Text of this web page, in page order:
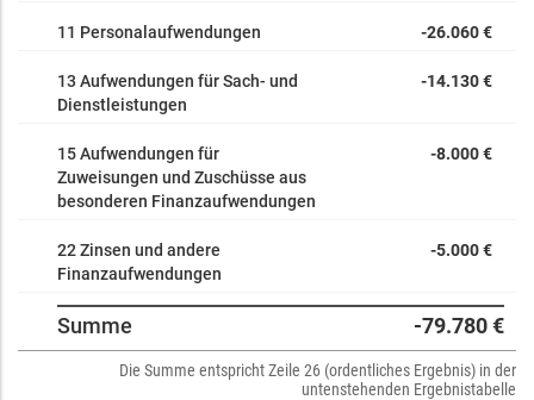
11 Personalaufwendungen -26.060 €
13 Aufwendungen für Sach- und
Dienstleistungen
-14.130 €
15 Aufwendungen für
Zuweisungen und Zuschüsse aus
besonderen Finanzaufwendungen
-8.000 €
22 Zinsen und andere
Finanzaufwendungen
-5.000 €
Summe -79.780 €
Die Summe entspricht Zeile 26 (ordentliches Ergebnis) in der
untenstehenden Ergebnistabelle